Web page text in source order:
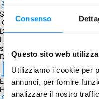
Consenso
Questo sito web
Utilizziamo i cookie per
annunci, per fornire
analizzare il nostro
Spedizione prevista entro il
October 15, 2021
Da sapere
La percentuale di sconto è
spese di spedizione previste
Dettagli
Editore
Hack and Slash Games